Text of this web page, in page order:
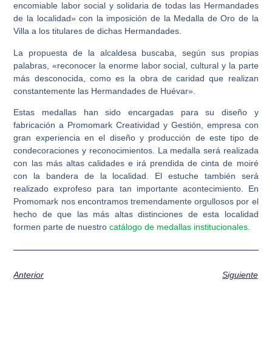
encomiable labor social y solidaria de todas las Hermandades
de la localidad» con la imposición de la Medalla de Oro de la
Villa a los titulares de dichas Hermandades.
La propuesta de la alcaldesa buscaba, según sus propias
palabras, «reconocer la enorme labor social, cultural y la parte
más desconocida, como es la obra de caridad que realizan
constantemente las Hermandades de Huévar».
Estas medallas han sido encargadas para su diseño y
fabricación a Promomark Creatividad y Gestión, empresa con
gran experiencia en el diseño y producción de este tipo de
condecoraciones y reconocimientos. La medalla será realizada
con las más altas calidades e irá prendida de cinta de moiré
con la bandera de la localidad. El estuche también será
realizado exprofeso para tan importante acontecimiento. En
Promomark nos encontramos tremendamente orgullosos por el
hecho de que las más altas distinciones de esta localidad
formen parte de nuestrocatálogo de medallas institucionales.
Anterior Siguiente